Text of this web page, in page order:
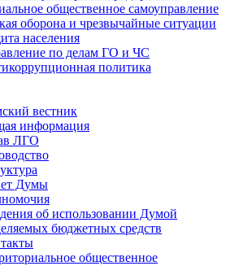
общественное самоуправление
оборона и чрезвычайные ситуации
населения
по делам ГО и ЧС
политика
вестник
информация
ЛГО
Думы
об использовании Думой
бюджетных средств
общественное